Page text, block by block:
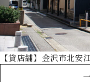
【貸店舗】金沢市北